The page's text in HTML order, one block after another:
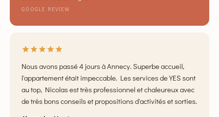
et de qualité pour la gestion de sa location.
GOOGLE REVIEW
Nous avons passé 4 jours à Annecy. Superbe accueil,
l'appartement était impeccable. Les services de YES sont
au top, Nicolas est très professionnel et chaleureux avec
de très bons conseils et propositions d'activités et sorties.